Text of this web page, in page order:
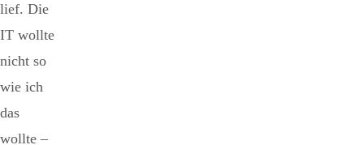
lief. Die
IT wollte
nicht so
wie ich
das
wollte –